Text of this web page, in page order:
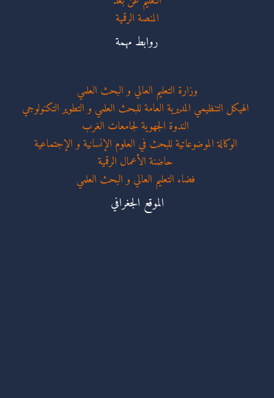
المنصة الرقمية
روابط مهمة
وزارة التعليم العالي و البحث العلمي
الهيكل التنظيمي المديرية العامة للبحث العلمي و التطوير التكنولوجي
الندوة الجهوية لجامعات الغرب
الوكالة الموضوعاتية للبحث في العلوم الإنسانية و الإجتماعية
حاضنة الأعمال الرقمية
فضاء التعليم العالي و البحث العلمي
الموقع الجغرافي